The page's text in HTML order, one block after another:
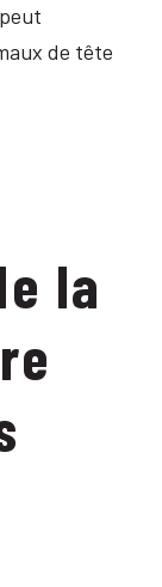
de tête
la